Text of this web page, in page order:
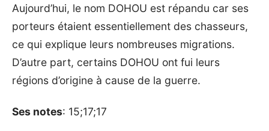
Aujourd’hui, le nom DOHOU est répandu car ses
porteurs étaient essentiellement des chasseurs,
ce qui explique leurs nombreuses migrations.
D’autre part, certains DOHOU ont fui leurs
régions d’origine à cause de la guerre.
Ses notes: 15;17;17